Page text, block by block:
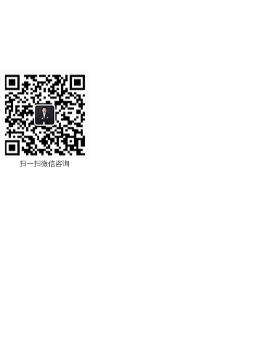
扫一扫微信咨询